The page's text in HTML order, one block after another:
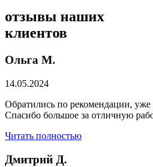
отзывы наших
клиентов
Ольга М.
14.05.2024
Обратились по рекомендации, уже
Спасибо большое за отличную
Читать полностью
Дмитрий Д.